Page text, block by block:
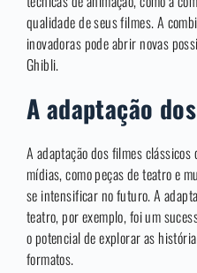
qualidade de seus filmes. A
inovadoras pode abrir novas
Ghibli.
A adaptação
A adaptação dos filmes
mídias, como peças de teatro e
se intensificar no futuro. A
teatro, por exemplo, foi um
o potencial de explorar as
formatos.